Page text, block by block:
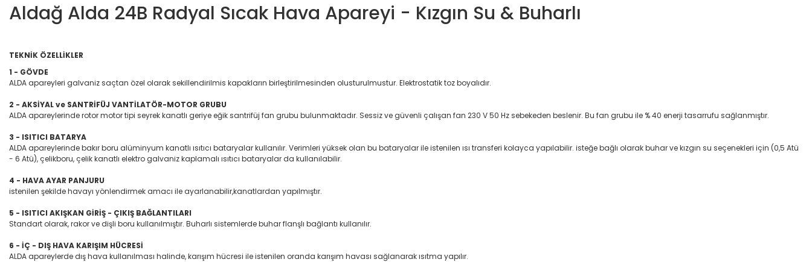
Aldağ Alda 24B Radyal Sıcak Hava Apareyi - Kızgın Su & Buharlı
TEKNİK ÖZELLİKLER
1 - GÖVDE
ALDA apareyleri galvaniz saçtan özel olarak sekillendirilmis kapakların birleştirilmesinden olusturulmustur. Elektrostatik toz boyalıdır.
2 - AKSİYAL ve SANTRİFÜJ VANTİLATÖR-MOTOR GRUBU
ALDA apareylerinde rotor motor tipi seyrek kanatlı geriye eğik santrifüj fan grubu bulunmaktadır. Sessiz ve güvenli çalışan fan 230 V 50 Hz sebekeden beslenir. Bu fan grubu ile % 40 enerji tasarrufu sağlanmıştır.
3 - ISITICI BATARYA
ALDA apareylerinde bakır boru alüminyum kanatlı ısıtıcı bataryalar kullanılır. Verimleri yüksek olan bu bataryalar ile istenilen ısı transferi kolayca yapılabilir. isteğe bağlı olarak buhar ve kızgın su seçenekleri için (0,5 Atü
- 6 Atü), çelikboru, çelik kanatlı elektro galvaniz kaplamalı ısıtıcı bataryalar da kullanılabilir.
4 - HAVA AYAR PANJURU
istenilen şekilde havayı yönlendirmek amacı ile ayarlanabilir,kanatlardan yapılmıştır.
5 - ISITICI AKIŞKAN GİRİŞ - ÇIKIŞ BAĞLANTILARI
Standart olarak, rakor ve dişli boru kullanılmıştır. Buharlı sistemlerde buhar flanşlı bağlantı kullanılır.
6 - İÇ - DIŞ HAVA KARIŞIM HÜCRESİ
ALDA apareylerde dış hava kullanılması halinde, karışım hücresi ile istenilen oranda karışım havası sağlanarak ısıtma yapılır.